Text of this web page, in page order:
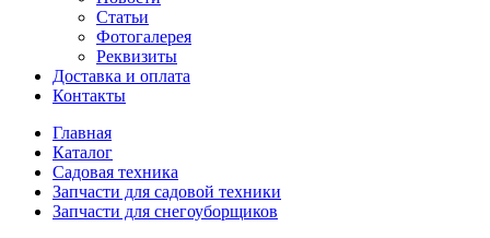
Статьи
Фотогалерея
Реквизиты
Доставка и оплата
Контакты
Главная
Каталог
Садовая техника
Запчасти для садовой техники
Запчасти для снегоуборщиков